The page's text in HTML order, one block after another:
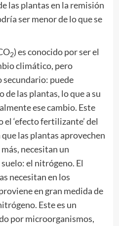
las plantas en la remisión
ser menor de lo que se
2) es conocido por ser el
climático, pero
puede
las plantas, lo que a su
ese cambio. Este
el ‘efecto fertilizante’ del
las plantas aprovechen
necesitan un
el nitrógeno. El
necesitan en los
en gran medida de
Este es un
por microorganismos,